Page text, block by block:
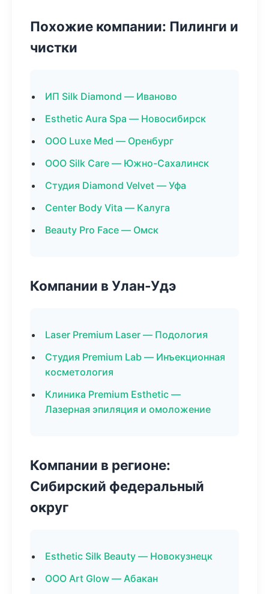
Похожие компании: Пилинги и
чистки
ИП Silk Diamond — Иваново
Esthetic Aura Spa — Новосибирск
ООО Luxe Med — Оренбург
ООО Silk Care — Южно-Сахалинск
Студия Diamond Velvet — Уфа
Center Body Vita — Калуга
Beauty Pro Face — Омск
Компании в Улан-Удэ
Laser Premium Laser — Подология
Студия Premium Lab — Инъекционная
косметология
Клиника Premium Esthetic —
Лазерная эпиляция и омоложение
Компании в регионе:
Сибирский федеральный
округ
Esthetic Silk Beauty — Новокузнецк
ООО Art Glow — Абакан